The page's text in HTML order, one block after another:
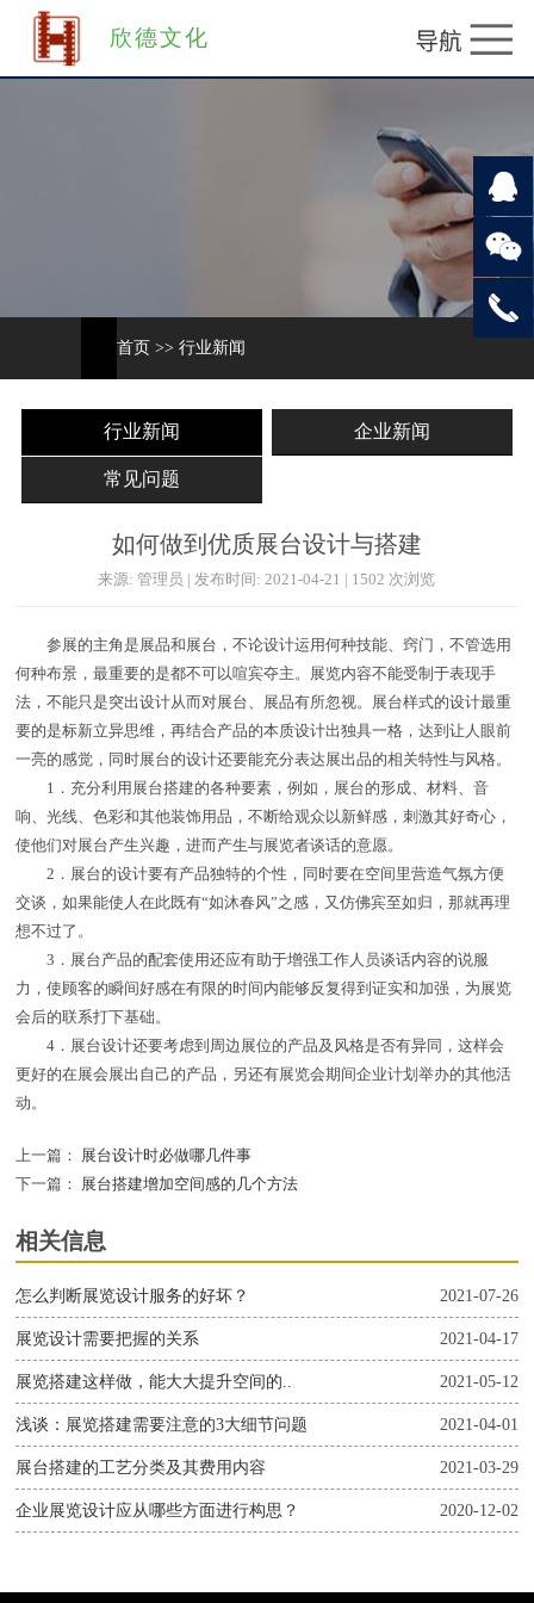
欣德文化
首页 >> 行业新闻
行业新闻 企业新闻
常见问题
如何做到优质展台设计与搭建
来源: 管理员 | 发布时间: 2021-04-21 | 1502 次浏览
参展的主角是展品和展台，不论设计运用何种技能、窍门，不管选用
何种布景，最重要的是都不可以喧宾夺主。展览内容不能受制于表现手
法，不能只是突出设计从而对展台、展品有所忽视。展台样式的设计最重
要的是标新立异思维，再结合产品的本质设计出独具一格，达到让人眼前
一亮的感觉，同时展台的设计还要能充分表达展出品的相关特性与风格。
1．充分利用展台搭建的各种要素，例如，展台的形成、材料、音
响、光线、色彩和其他装饰用品，不断给观众以新鲜感，刺激其好奇心，
使他们对展台产生兴趣，进而产生与展览者谈话的意愿。
2．展台的设计要有产品独特的个性，同时要在空间里营造气氛方便
交谈，如果能使人在此既有“如沐春风”之感，又仿佛宾至如归，那就再理
想不过了。
3．展台产品的配套使用还应有助于增强工作人员谈话内容的说服
力，使顾客的瞬间好感在有限的时间内能够反复得到证实和加强，为展览
会后的联系打下基础。
4．展台设计还要考虑到周边展位的产品及风格是否有异同，这样会
更好的在展会展出自己的产品，另还有展览会期间企业计划举办的其他活
动。
上一篇：
展台设计时必做哪几件事
下一篇：
展台搭建增加空间感的几个方法
相关信息
2021-07-26
怎么判断展览设计服务的好坏？
2021-04-17
展览设计需要把握的关系
2021-05-12
展览搭建这样做，能大大提升空间的..
2021-04-01
浅谈：展览搭建需要注意的3大细节问题
2021-03-29
展台搭建的工艺分类及其费用内容
2020-12-02
企业展览设计应从哪些方面进行构思？